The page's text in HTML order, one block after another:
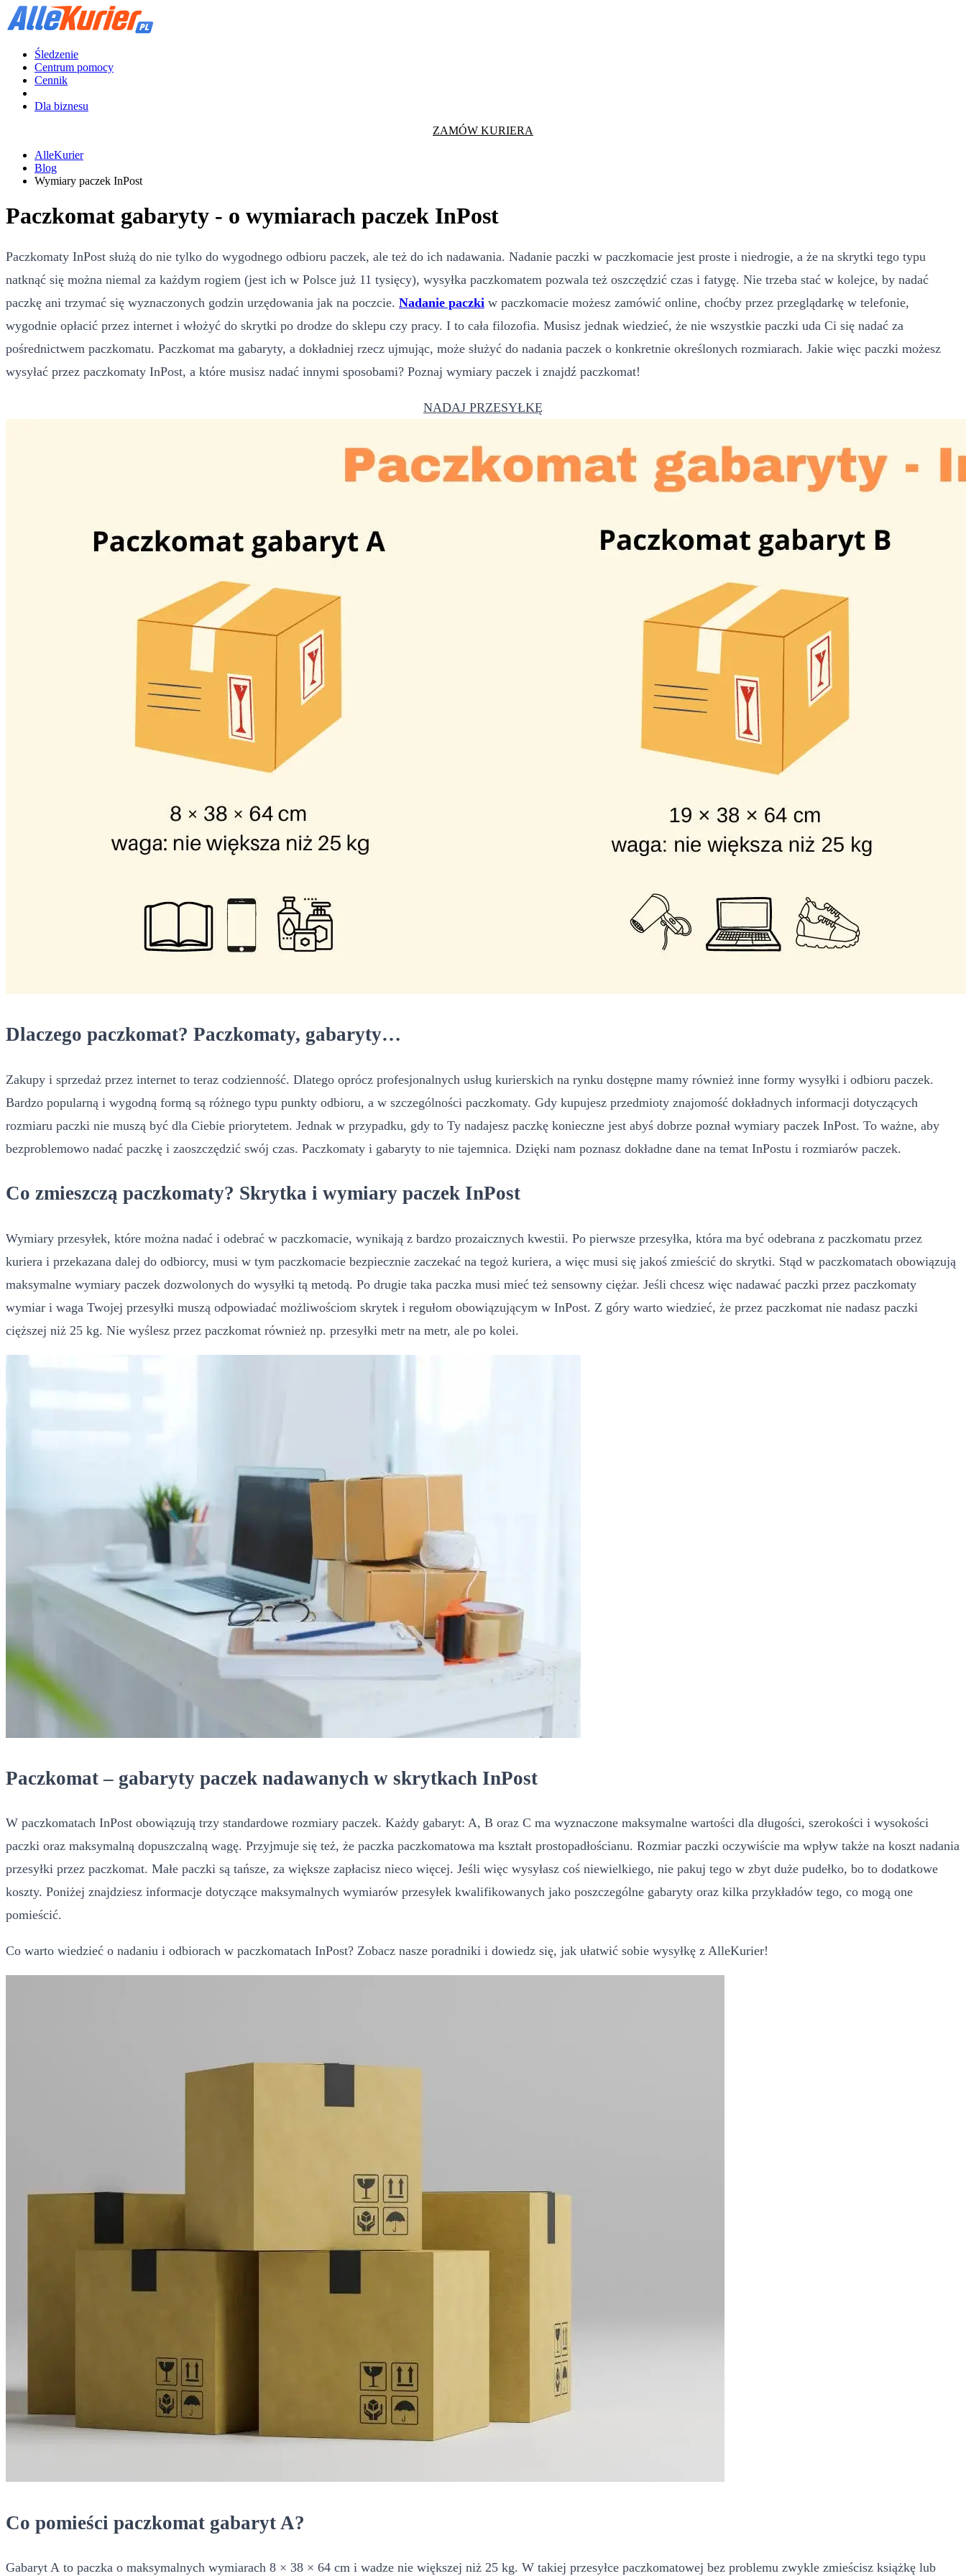
Śledzenie
Centrum pomocy
Cennik
Dla biznesu
ZAMÓW KURIERA
AlleKurier
Blog
Wymiary paczek InPost
Paczkomat gabaryty - o wymiarach paczek InPost
Paczkomaty InPost służą do nie tylko do wygodnego odbioru paczek, ale też do ich nadawania. Nadanie paczki w paczkomacie jest proste i niedrogie, a że na skrytki tego typu
natknąć się można niemal za każdym rogiem (jest ich w Polsce już 11 tysięcy), wysyłka paczkomatem pozwala też oszczędzić czas i fatygę. Nie trzeba stać w kolejce, by nadać
paczkę ani trzymać się wyznaczonych godzin urzędowania jak na poczcie. Nadanie paczki w paczkomacie możesz zamówić online, choćby przez przeglądarkę w telefonie,
wygodnie opłacić przez internet i włożyć do skrytki po drodze do sklepu czy pracy. I to cała filozofia. Musisz jednak wiedzieć, że nie wszystkie paczki uda Ci się nadać za
pośrednictwem paczkomatu. Paczkomat ma gabaryty, a dokładniej rzecz ujmując, może służyć do nadania paczek o konkretnie określonych rozmiarach. Jakie więc paczki możesz
wysyłać przez paczkomaty InPost, a które musisz nadać innymi sposobami? Poznaj wymiary paczek i znajdź paczkomat!
NADAJ PRZESYŁKĘ
Dlaczego paczkomat? Paczkomaty, gabaryty…
Zakupy i sprzedaż przez internet to teraz codzienność. Dlatego oprócz profesjonalnych usług kurierskich na rynku dostępne mamy również inne formy wysyłki i odbioru paczek.
Bardzo popularną i wygodną formą są różnego typu punkty odbioru, a w szczególności paczkomaty. Gdy kupujesz przedmioty znajomość dokładnych informacji dotyczących
rozmiaru paczki nie muszą być dla Ciebie priorytetem. Jednak w przypadku, gdy to Ty nadajesz paczkę konieczne jest abyś dobrze poznał wymiary paczek InPost. To ważne, aby
bezproblemowo nadać paczkę i zaoszczędzić swój czas. Paczkomaty i gabaryty to nie tajemnica. Dzięki nam poznasz dokładne dane na temat InPostu i rozmiarów paczek.
Co zmieszczą paczkomaty? Skrytka i wymiary paczek InPost
Wymiary przesyłek, które można nadać i odebrać w paczkomacie, wynikają z bardzo prozaicznych kwestii. Po pierwsze przesyłka, która ma być odebrana z paczkomatu przez
kuriera i przekazana dalej do odbiorcy, musi w tym paczkomacie bezpiecznie zaczekać na tegoż kuriera, a więc musi się jakoś zmieścić do skrytki. Stąd w paczkomatach obowiązują
maksymalne wymiary paczek dozwolonych do wysyłki tą metodą. Po drugie taka paczka musi mieć też sensowny ciężar. Jeśli chcesz więc nadawać paczki przez paczkomaty
wymiar i waga Twojej przesyłki muszą odpowiadać możliwościom skrytek i regułom obowiązującym w InPost. Z góry warto wiedzieć, że przez paczkomat nie nadasz paczki
cięższej niż 25 kg. Nie wyślesz przez paczkomat również np. przesyłki metr na metr, ale po kolei.
Paczkomat – gabaryty paczek nadawanych w skrytkach InPost
W paczkomatach InPost obowiązują trzy standardowe rozmiary paczek. Każdy gabaryt: A, B oraz C ma wyznaczone maksymalne wartości dla długości, szerokości i wysokości
paczki oraz maksymalną dopuszczalną wagę. Przyjmuje się też, że paczka paczkomatowa ma kształt prostopadłościanu. Rozmiar paczki oczywiście ma wpływ także na koszt nadania
przesyłki przez paczkomat. Małe paczki są tańsze, za większe zapłacisz nieco więcej. Jeśli więc wysyłasz coś niewielkiego, nie pakuj tego w zbyt duże pudełko, bo to dodatkowe
koszty. Poniżej znajdziesz informacje dotyczące maksymalnych wymiarów przesyłek kwalifikowanych jako poszczególne gabaryty oraz kilka przykładów tego, co mogą one
pomieścić.
Co warto wiedzieć o nadaniu i odbiorach w paczkomatach InPost? Zobacz nasze poradniki i dowiedz się, jak ułatwić sobie wysyłkę z AlleKurier!
Co pomieści paczkomat gabaryt A?
Gabaryt A to paczka o maksymalnych wymiarach 8 × 38 × 64 cm i wadze nie większej niż 25 kg. W takiej przesyłce paczkomatowej bez problemu zwykle zmieścisz książkę lub